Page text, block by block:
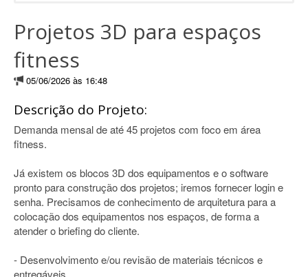
Projetos 3D para espaços
fitness
05/06/2026 às 16:48
Descrição do Projeto:
Demanda mensal de até 45 projetos com foco em área
fitness.
Já existem os blocos 3D dos equipamentos e o software
pronto para construção dos projetos; iremos fornecer login e
senha. Precisamos de conhecimento de arquitetura para a
colocação dos equipamentos nos espaços, de forma a
atender o briefing do cliente.
- Desenvolvimento e/ou revisão de materiais técnicos e
entregáveis.